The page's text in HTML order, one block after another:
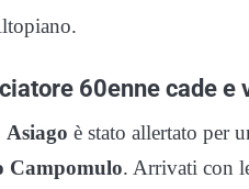
60enne cade e
Asiago è stato allertato per
Campomulo. Arrivati con